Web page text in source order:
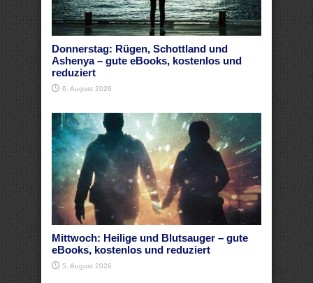
Donnerstag: Rügen, Schottland und
Ashenya – gute eBooks, kostenlos und
reduziert
6. August 2026
Mittwoch: Heilige und Blutsauger – gute
eBooks, kostenlos und reduziert
5. August 2026